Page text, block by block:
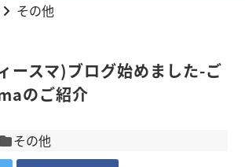
その他
ースマ)ブログ始めました-ご
のご紹介
その他